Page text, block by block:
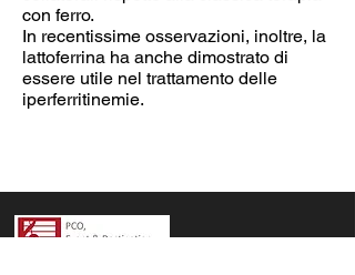
con ferro.
In recentissime osservazioni, inoltre, la
lattoferrina ha anche dimostrato di
essere utile nel trattamento delle
iperferritinemie.